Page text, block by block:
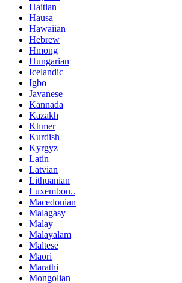
Haitian
Hausa
Hawaiian
Hebrew
Hmong
Hungarian
Icelandic
Igbo
Javanese
Kannada
Kazakh
Khmer
Kurdish
Kyrgyz
Latin
Latvian
Lithuanian
Luxembou..
Macedonian
Malagasy
Malay
Malayalam
Maltese
Maori
Marathi
Mongolian